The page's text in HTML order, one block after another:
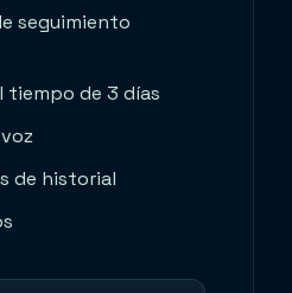
seguimiento
tiempo de 3 días
de historial